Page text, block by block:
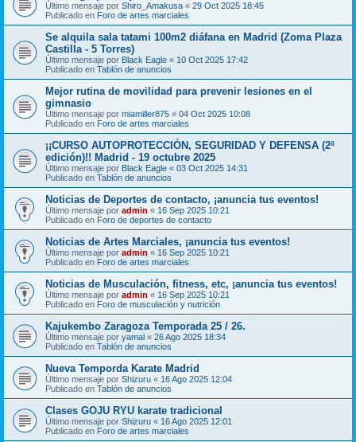
Último mensaje por Shiro_Amakusa « 29 Oct 2025 18:45
Publicado en Foro de artes marciales
Se alquila sala tatami 100m2 diáfana en Madrid (Zoma Plaza
Castilla - 5 Torres)
Último mensaje por Black Eagle « 10 Oct 2025 17:42
Publicado en Tablón de anuncios
Mejor rutina de movilidad para prevenir lesiones en el
gimnasio
Último mensaje por miamiller875 « 04 Oct 2025 10:08
Publicado en Foro de artes marciales
¡¡CURSO AUTOPROTECCIÓN, SEGURIDAD Y DEFENSA (2ª
edición)!! Madrid - 19 octubre 2025
Último mensaje por Black Eagle « 03 Oct 2025 14:31
Publicado en Tablón de anuncios
Noticias de Deportes de contacto, ¡anuncia tus eventos!
Último mensaje por admin « 16 Sep 2025 10:21
Publicado en Foro de deportes de contacto
Noticias de Artes Marciales, ¡anuncia tus eventos!
Último mensaje por admin « 16 Sep 2025 10:21
Publicado en Foro de artes marciales
Noticias de Musculación, fitness, etc, ¡anuncia tus eventos!
Último mensaje por admin « 16 Sep 2025 10:21
Publicado en Foro de musculación y nutrición
Kajukembo Zaragoza Temporada 25 / 26.
Último mensaje por yamal « 26 Ago 2025 18:34
Publicado en Tablón de anuncios
Nueva Temporda Karate Madrid
Último mensaje por Shizuru « 16 Ago 2025 12:04
Publicado en Tablón de anuncios
Clases GOJU RYU karate tradicional
Último mensaje por Shizuru « 16 Ago 2025 12:01
Publicado en Foro de artes marciales